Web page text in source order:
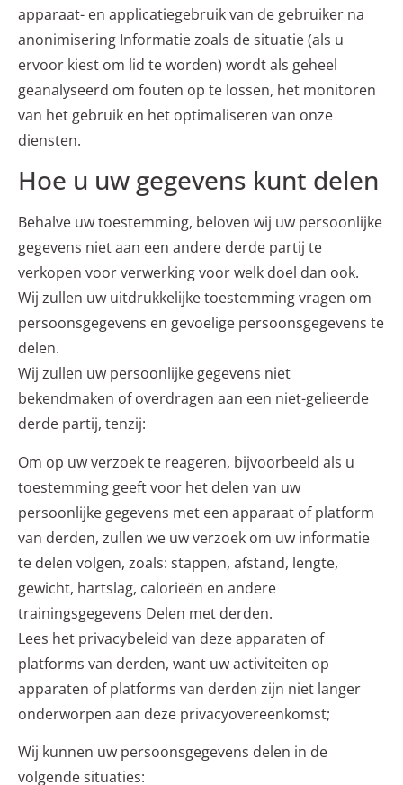
apparaat- en applicatiegebruik van de gebruiker na
anonimisering Informatie zoals de situatie (als u
ervoor kiest om lid te worden) wordt als geheel
geanalyseerd om fouten op te lossen, het monitoren
van het gebruik en het optimaliseren van onze
diensten.
Hoe u uw gegevens kunt delen
Behalve uw toestemming, beloven wij uw persoonlijke
gegevens niet aan een andere derde partij te
verkopen voor verwerking voor welk doel dan ook.
Wij zullen uw uitdrukkelijke toestemming vragen om
persoonsgegevens en gevoelige persoonsgegevens te
delen.
Wij zullen uw persoonlijke gegevens niet
bekendmaken of overdragen aan een niet-gelieerde
derde partij, tenzij:
Om op uw verzoek te reageren, bijvoorbeeld als u
toestemming geeft voor het delen van uw
persoonlijke gegevens met een apparaat of platform
van derden, zullen we uw verzoek om uw informatie
te delen volgen, zoals: stappen, afstand, lengte,
gewicht, hartslag, calorieën en andere
trainingsgegevens Delen met derden.
Lees het privacybeleid van deze apparaten of
platforms van derden, want uw activiteiten op
apparaten of platforms van derden zijn niet langer
onderworpen aan deze privacyovereenkomst;
Wij kunnen uw persoonsgegevens delen in de
volgende situaties: